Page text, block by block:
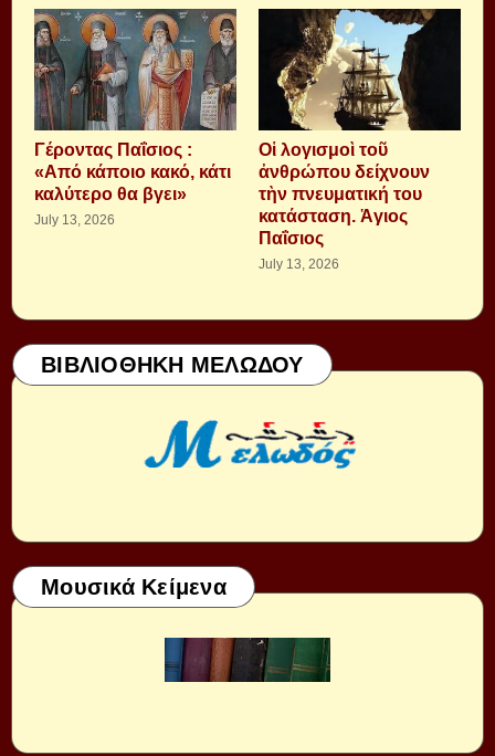
Γέροντας Παΐσιος :
«Από κάποιο κακό, κάτι
καλύτερο θα βγει»
July 13, 2026
Οἱ λογισμοὶ τοῦ
ἀνθρώπου δείχνουν
τὴν πνευματική του
κατάσταση. Ἁγιος
Παΐσιος
July 13, 2026
ΒΙΒΛΙΟΘΗΚΗ ΜΕΛΩΔΟΥ
Μουσικά Κείμενα